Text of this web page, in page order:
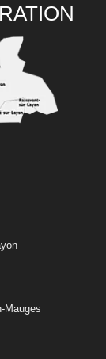
Mauges